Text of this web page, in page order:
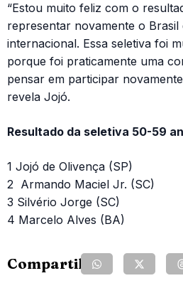
“Estou muito feliz com o
representar novamente o Brasil
internacional. Essa seletiva foi
porque foi praticamente uma
pensar em participar
revela Jojó.
Resultado da seletiva 50-59
1 Jojó de Olivença (SP)
2 Armando Maciel Jr. (SC)
3 Silvério Jorge (SC)
4 Marcelo Alves (BA)
Compartilhe: